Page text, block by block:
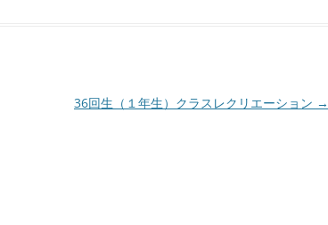
36回生（１年生）クラスレクリエーション →